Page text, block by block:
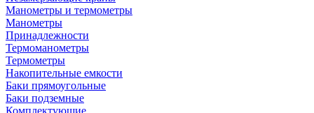
Манометры и термометры
Манометры
Принадлежности
Термоманометры
Термометры
Накопительные емкости
Баки прямоугольные
Баки подземные
Комплектующие